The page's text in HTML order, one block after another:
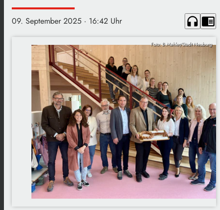
09. September 2025 · 16:42 Uhr headphones chrome_reader_mode
Foto: B.Mahler/Stadt Neuburg